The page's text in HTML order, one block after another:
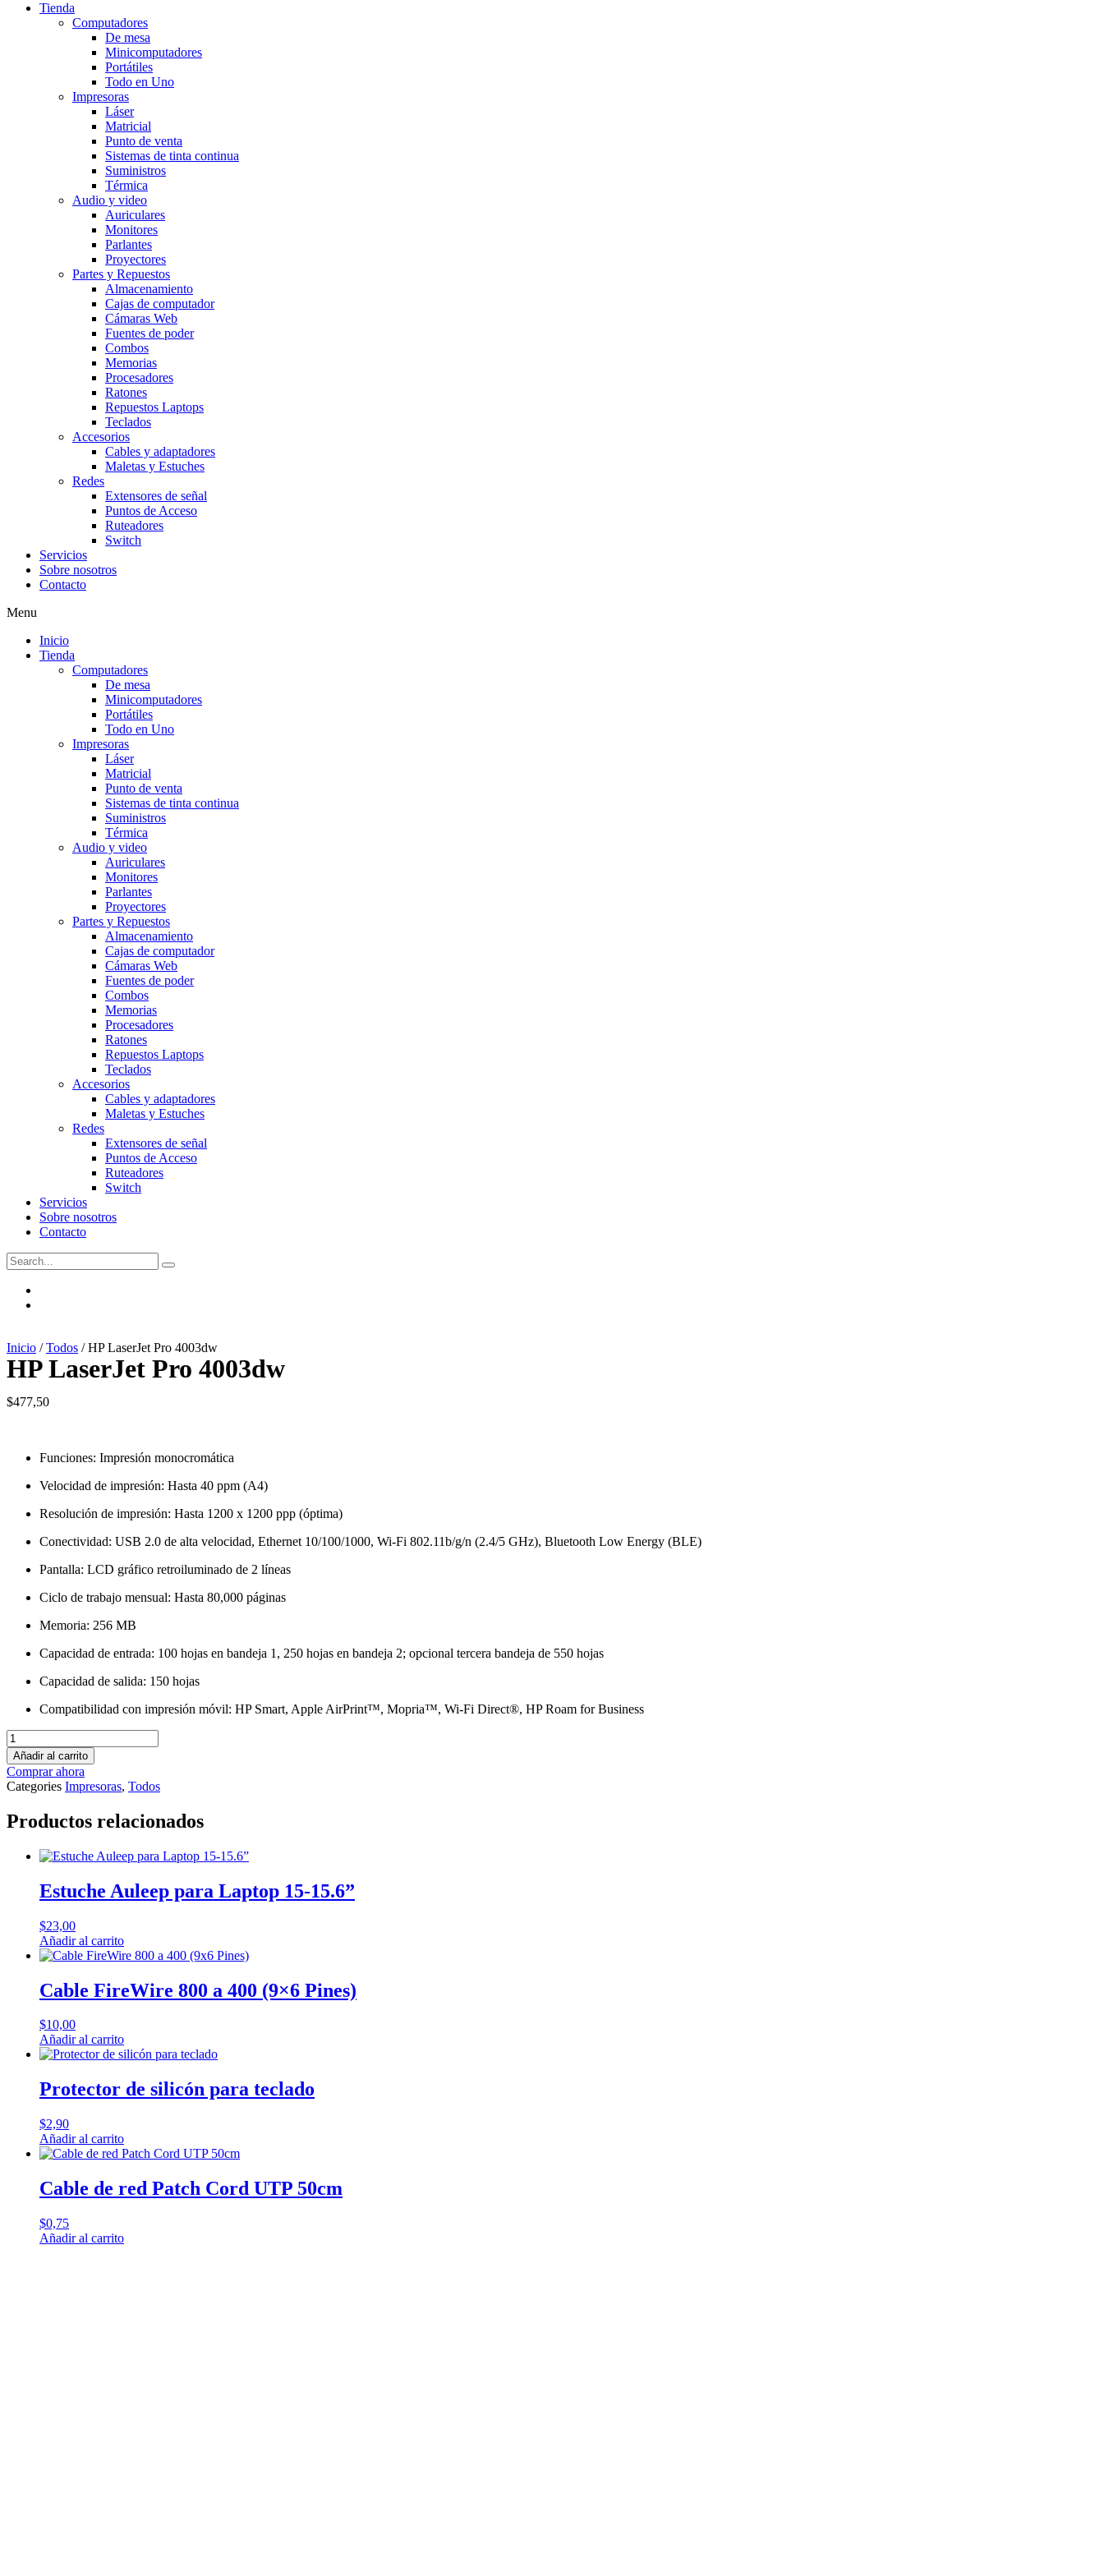
Tienda
Computadores
De mesa
Minicomputadores
Portátiles
Todo en Uno
Impresoras
Láser
Matricial
Punto de venta
Sistemas de tinta continua
Suministros
Térmica
Audio y video
Auriculares
Monitores
Parlantes
Proyectores
Partes y Repuestos
Almacenamiento
Cajas de computador
Cámaras Web
Fuentes de poder
Combos
Memorias
Procesadores
Ratones
Repuestos Laptops
Teclados
Accesorios
Cables y adaptadores
Maletas y Estuches
Redes
Extensores de señal
Puntos de Acceso
Ruteadores
Switch
Servicios
Sobre nosotros
Contacto
Menu
Inicio
Tienda
Computadores
De mesa
Minicomputadores
Portátiles
Todo en Uno
Impresoras
Láser
Matricial
Punto de venta
Sistemas de tinta continua
Suministros
Térmica
Audio y video
Auriculares
Monitores
Parlantes
Proyectores
Partes y Repuestos
Almacenamiento
Cajas de computador
Cámaras Web
Fuentes de poder
Combos
Memorias
Procesadores
Ratones
Repuestos Laptops
Teclados
Accesorios
Cables y adaptadores
Maletas y Estuches
Redes
Extensores de señal
Puntos de Acceso
Ruteadores
Switch
Servicios
Sobre nosotros
Contacto
Inicio /Todos / HP LaserJet Pro 4003dw
HP LaserJet Pro 4003dw
$477,50
Funciones: Impresión monocromática
Velocidad de impresión: Hasta 40 ppm (A4)
Resolución de impresión: Hasta 1200 x 1200 ppp (óptima)
Conectividad: USB 2.0 de alta velocidad, Ethernet 10/100/1000, Wi-Fi 802.11b/g/n (2.4/5 GHz), Bluetooth Low Energy (BLE)
Pantalla: LCD gráfico retroiluminado de 2 líneas
Ciclo de trabajo mensual: Hasta 80,000 páginas
Memoria: 256 MB
Capacidad de entrada: 100 hojas en bandeja 1, 250 hojas en bandeja 2; opcional tercera bandeja de 550 hojas
Capacidad de salida: 150 hojas
Compatibilidad con impresión móvil: HP Smart, Apple AirPrint™, Mopria™, Wi-Fi Direct®, HP Roam for Business
HP
LaserJet
Pro
4003dw
cantidad
Añadir al carrito
Comprar ahora
Categories Impresoras, Todos
Productos relacionados
Estuche Auleep para Laptop 15-15.6”
$23,00
Añadir al carrito
Cable FireWire 800 a 400 (9×6 Pines)
$10,00
Añadir al carrito
Protector de silicón para teclado
$2,90
Añadir al carrito
Cable de red Patch Cord UTP 50cm
$0,75
Añadir al carrito